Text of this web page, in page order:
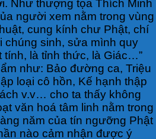
Như thượng tọa Thích Minh
người xem nằm trong vùng
cung kính chư Phật, chí
chúng sinh, sửa mình quy
tính, là tỉnh thức, là Giác…”
như: Bảo đường ca, Triệu
loại cô hồn, Kế hạnh thập
v.v… cho ta thấy không
văn hoá tâm linh nằm trong
năm của tín ngưỡng Phật
nào cảm nhận được ý